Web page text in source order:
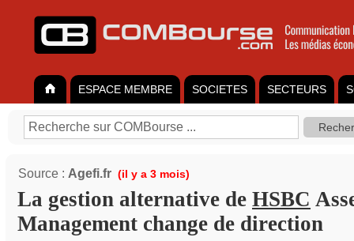
ESPACE MEMBRE SOCIETES SECTEURS
Source : Agefi.fr (il y a 3 mois)
La gestion alternative de HSBC
Management change de direction